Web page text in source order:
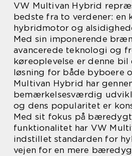
VW Multivan Hybrid
bedste fra to verdener: en
hybridmotor og
Med sin imponerende
avancerede teknologi og
køreoplevelse er denne bil
løsning for både byboere
Multivan Hybrid har
bemærkelsesværdig
og dens popularitet er
Med sit fokus på
funktionalitet har VW
indstillet standarden for
vejen for en mere